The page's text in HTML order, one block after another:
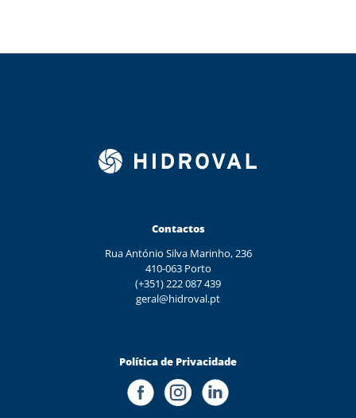
Contactos
Rua António Silva Marinho, 236
410-063 Porto
(+351) 222 087 439
geral@hidroval.pt
Política de Privacidade